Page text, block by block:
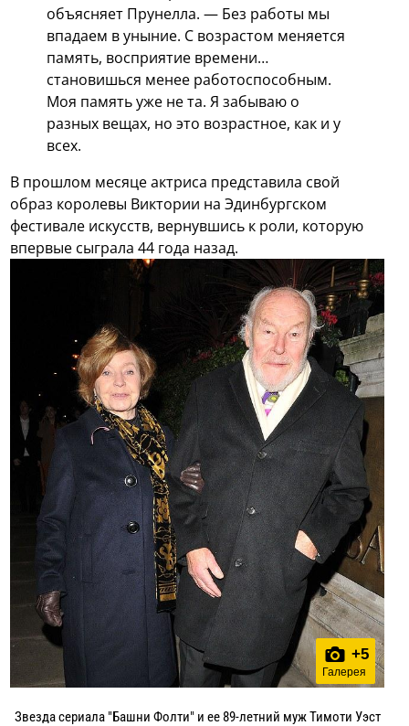
объясняет Прунелла. — Без работы мы
впадаем в уныние. С возрастом меняется
память, восприятие времени…
становишься менее работоспособным.
Моя память уже не та. Я забываю о
разных вещах, но это возрастное, как и у
всех.
В прошлом месяце актриса представила свой
образ королевы Виктории на Эдинбургском
фестивале искусств, вернувшись к роли, которую
впервые сыграла 44 года назад.
+5
Галерея
Звезда сериала "Башни Фолти" и ее 89-летний муж Тимоти Уэст